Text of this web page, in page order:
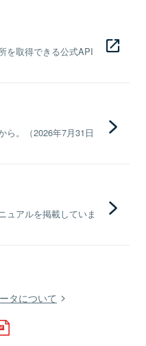
を取得できる公式API
ら。（2026年7月31日
ュアルを掲載していま
タについて